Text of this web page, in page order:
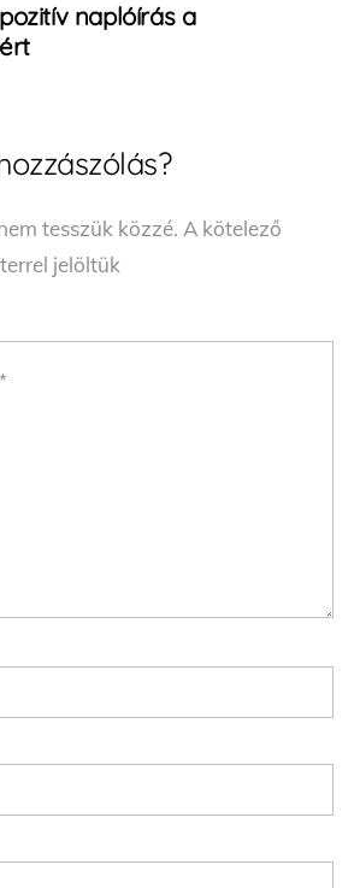
naplóírás a
tesszük közzé. A kötelező
jelöltük
*